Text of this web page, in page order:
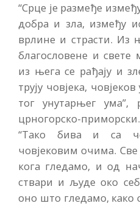
“Срце је размеђе
добра и зла, између
врлине и страсти. Из
благословене и
из њега се рађају и
трују човјека,
тог унутарњег ума”,
црногорско-приморски.
“Тако бива и са
човјековим очима.
кога гледамо, и од
ствари и људе око
оно што гледамо, како